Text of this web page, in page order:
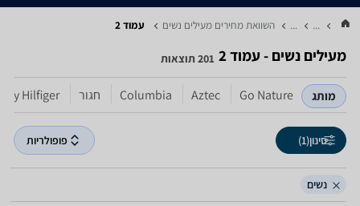
...
... השוואת מחירים מעילים ‏נשים עמוד 2
מעילים ‏נשים - עמוד 2 201 תוצאות
מותג Go Nature
Aztec
Columbia חגור Hilfiger
סינון(1) פופולריות
נשים